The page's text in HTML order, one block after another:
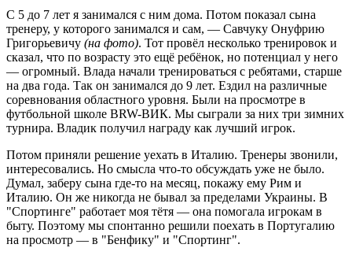
С 5 до 7 лет я занимался с ним дома. Потом показал сына
тренеру, у которого занимался и сам, — Савчуку Онуфрию
Григорьевичу (на фото). Тот провёл несколько тренировок и
сказал, что по возрасту это ещё ребёнок, но потенциал у него
— огромный. Влада начали тренироваться с ребятами, старше
на два года. Так он занимался до 9 лет. Ездил на различные
соревнования областного уровня. Были на просмотре в
футбольной школе BRW-ВИК. Мы сыграли за них три зимних
турнира. Владик получил награду как лучший игрок.
Потом приняли решение уехать в Италию. Тренеры звонили,
интересовались. Но смысла что-то обсуждать уже не было.
Думал, заберу сына где-то на месяц, покажу ему Рим и
Италию. Он же никогда не бывал за пределами Украины. В
"Спортинге" работает моя тётя — она помогала игрокам в
быту. Поэтому мы спонтанно решили поехать в Португалию
на просмотр — в "Бенфику" и "Спортинг".